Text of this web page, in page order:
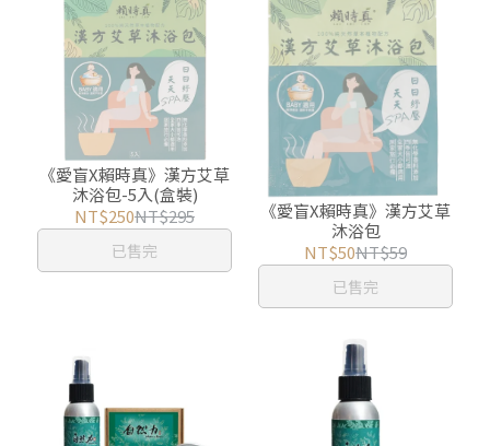
《愛盲X賴時真》漢方艾草
沐浴包-5入(盒裝)
NT$250NT$295
已售完
《愛盲X賴時真》漢方艾草
沐浴包
NT$50NT$59
已售完